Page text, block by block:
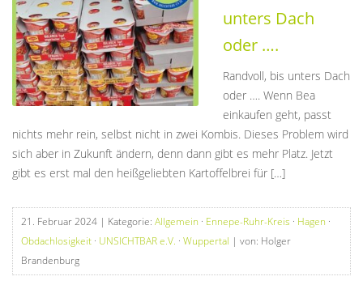
unters Dach
oder ….
Randvoll, bis unters Dach
oder …. Wenn Bea
einkaufen geht, passt
nichts mehr rein, selbst nicht in zwei Kombis. Dieses Problem wird
sich aber in Zukunft ändern, denn dann gibt es mehr Platz. Jetzt
gibt es erst mal den heißgeliebten Kartoffelbrei für […]
21. Februar 2024 | Kategorie: Allgemein · Ennepe-Ruhr-Kreis · Hagen ·
Obdachlosigkeit · UNSICHTBAR e.V. · Wuppertal | von: Holger
Brandenburg